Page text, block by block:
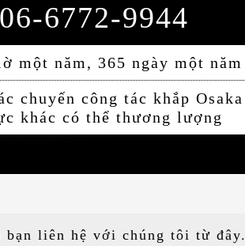
06-6772-9944
một năm, 365 ngày một năm
chuyến công tác khắp Osaka
khác có thể thương lượng
bạn liên hệ với chúng tôi từ đây.